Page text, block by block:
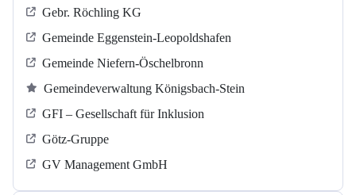
Gebr. Röchling KG
Gemeinde Eggenstein-Leopoldshafen
Gemeinde Niefern-Öschelbronn
Gemeindeverwaltung Königsbach-Stein
GFI – Gesellschaft für Inklusion
Götz-Gruppe
GV Management GmbH